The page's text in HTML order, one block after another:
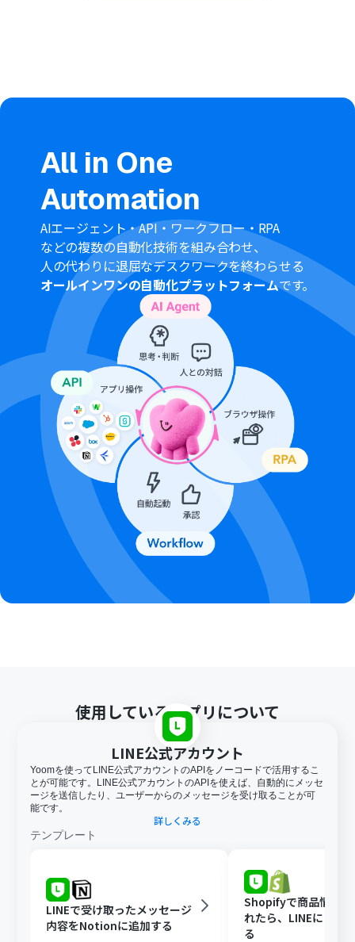
All in One
Automation
AIエージェント・API・ワークフロー・RPA
などの複数の自動化技術を組み合わせ、
人の代わりに退屈なデスクワークを終わらせる
オールインワンの自動化プラットフォームです。
使用しているアプリについて
LINE公式アカウント
Yoomを使ってLINE公式アカウントのAPIをノーコードで活用するこ
とが可能です。LINE公式アカウントのAPIを使えば、自動的にメッセ
ージを送信したり、ユーザーからのメッセージを受け取ることが可
能です。
詳しくみる
テンプレート
LINEで受け取ったメッセージ
内容をNotionに追加する
Shopifyで商品情報が
れたら、LINEに自動
る